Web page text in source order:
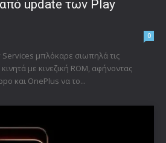
update των Play
0
μπλόκαρε σιωπηλά τις
με κινεζική ROM, αφήνοντας
και OnePlus να το...